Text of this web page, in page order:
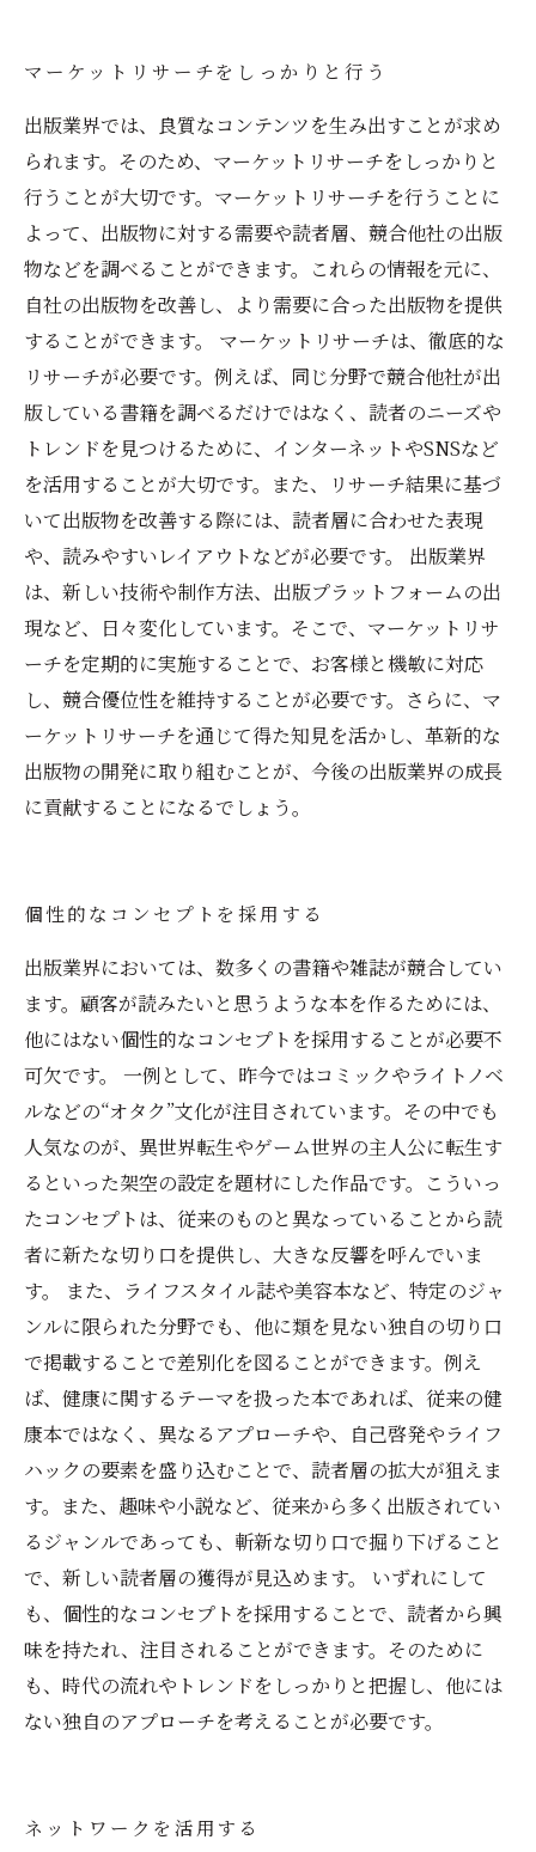
マーケットリサーチをしっかりと行う
出版業界では、良質なコンテンツを生み出すことが求め
られます。そのため、マーケットリサーチをしっかりと
行うことが大切です。マーケットリサーチを行うことに
よって、出版物に対する需要や読者層、競合他社の出版
物などを調べることができます。これらの情報を元に、
自社の出版物を改善し、より需要に合った出版物を提供
することができます。 マーケットリサーチは、徹底的な
リサーチが必要です。例えば、同じ分野で競合他社が出
版している書籍を調べるだけではなく、読者のニーズや
トレンドを見つけるために、インターネットやSNSなど
を活用することが大切です。また、リサーチ結果に基づ
いて出版物を改善する際には、読者層に合わせた表現
や、読みやすいレイアウトなどが必要です。 出版業界
は、新しい技術や制作方法、出版プラットフォームの出
現など、日々変化しています。そこで、マーケットリサ
ーチを定期的に実施することで、お客様と機敏に対応
し、競合優位性を維持することが必要です。さらに、マ
ーケットリサーチを通じて得た知見を活かし、革新的な
出版物の開発に取り組むことが、今後の出版業界の成長
に貢献することになるでしょう。
個性的なコンセプトを採用する
出版業界においては、数多くの書籍や雑誌が競合してい
ます。顧客が読みたいと思うような本を作るためには、
他にはない個性的なコンセプトを採用することが必要不
可欠です。 一例として、昨今ではコミックやライトノベ
ルなどの“オタク”文化が注目されています。その中でも
人気なのが、異世界転生やゲーム世界の主人公に転生す
るといった架空の設定を題材にした作品です。こういっ
たコンセプトは、従来のものと異なっていることから読
者に新たな切り口を提供し、大きな反響を呼んでいま
す。 また、ライフスタイル誌や美容本など、特定のジャ
ンルに限られた分野でも、他に類を見ない独自の切り口
で掲載することで差別化を図ることができます。例え
ば、健康に関するテーマを扱った本であれば、従来の健
康本ではなく、異なるアプローチや、自己啓発やライフ
ハックの要素を盛り込むことで、読者層の拡大が狙えま
す。また、趣味や小説など、従来から多く出版されてい
るジャンルであっても、斬新な切り口で掘り下げること
で、新しい読者層の獲得が見込めます。 いずれにして
も、個性的なコンセプトを採用することで、読者から興
味を持たれ、注目されることができます。そのために
も、時代の流れやトレンドをしっかりと把握し、他には
ない独自のアプローチを考えることが必要です。
ネットワークを活用する